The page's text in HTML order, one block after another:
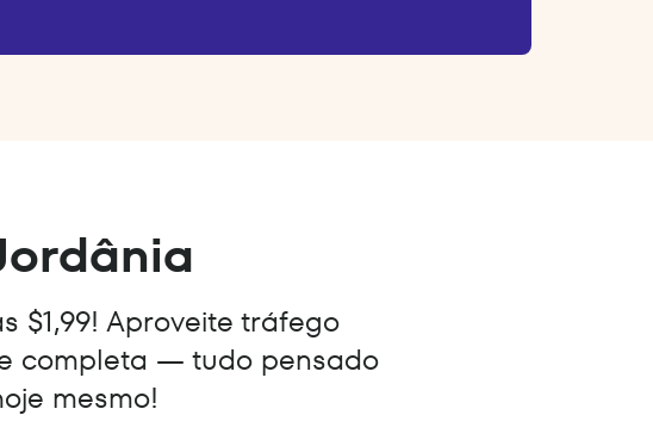
$1,99! Aproveite tráfego
completa — tudo pensado
mesmo!